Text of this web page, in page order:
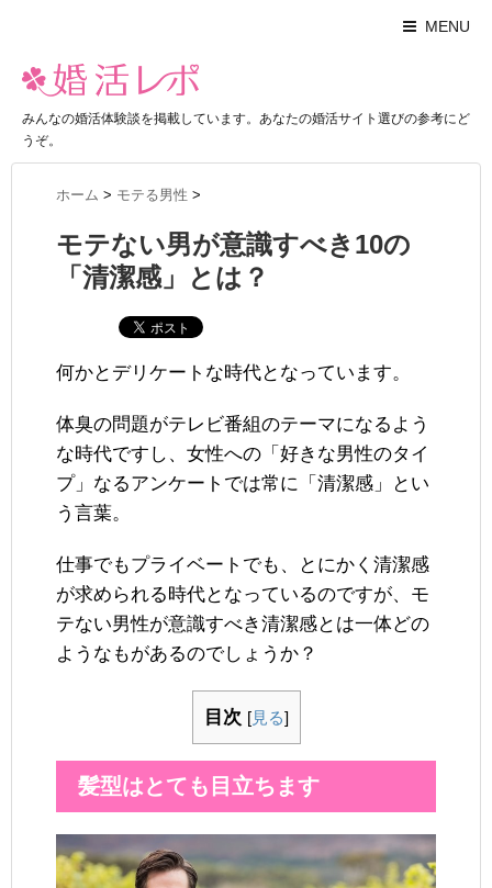
MENU
みんなの婚活体験談を掲載しています。あなたの婚活サイト選びの参考にど
うぞ。
ホーム > モテる男性 >
モテない男が意識すべき10の
「清潔感」とは？
何かとデリケートな時代となっています。
体臭の問題がテレビ番組のテーマになるよう
な時代ですし、女性への「好きな男性のタイ
プ」なるアンケートでは常に「清潔感」とい
う言葉。
仕事でもプライベートでも、とにかく清潔感
が求められる時代となっているのですが、モ
テない男性が意識すべき清潔感とは一体どの
ようなもがあるのでしょうか？
目次 [見る]
髪型はとても目立ちます